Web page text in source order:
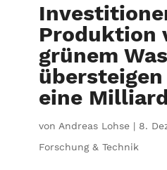
Produktion
grünem
eine
von Andreas Lohse| 8.
Forschung & Technik